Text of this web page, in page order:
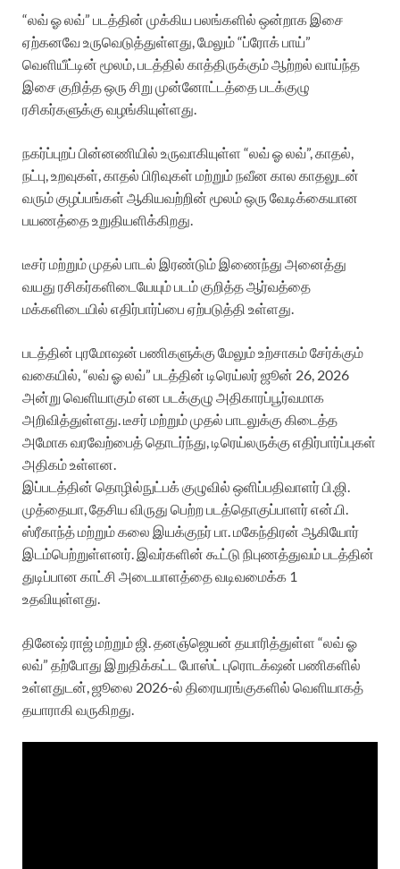
“லவ் ஓ லவ்” படத்தின் முக்கிய பலங்களில் ஒன்றாக இசை
ஏற்கனவே உருவெடுத்துள்ளது, மேலும் “ப்ரோக் பாய்”
வெளியீட்டின் மூலம், படத்தில் காத்திருக்கும் ஆற்றல் வாய்ந்த
இசை குறித்த ஒரு சிறு முன்னோட்டத்தை படக்குழு
ரசிகர்களுக்கு வழங்கியுள்ளது.
நகர்ப்புறப் பின்னணியில் உருவாகியுள்ள “லவ் ஓ லவ்”, காதல்,
நட்பு, உறவுகள், காதல் பிரிவுகள் மற்றும் நவீன கால காதலுடன்
வரும் குழப்பங்கள் ஆகியவற்றின் மூலம் ஒரு வேடிக்கையான
பயணத்தை உறுதியளிக்கிறது.
டீசர் மற்றும் முதல் பாடல் இரண்டும் இணைந்து அனைத்து
வயது ரசிகர்களிடையேயும் படம் குறித்த ஆர்வத்தை
மக்களிடையில் எதிர்பார்ப்பை ஏற்படுத்தி உள்ளது.
படத்தின் புரமோஷன் பணிகளுக்கு மேலும் உற்சாகம் சேர்க்கும்
வகையில், “லவ் ஓ லவ்” படத்தின் டிரெய்லர் ஜூன் 26, 2026
அன்று வெளியாகும் என படக்குழு அதிகாரப்பூர்வமாக
அறிவித்துள்ளது. டீசர் மற்றும் முதல் பாடலுக்கு கிடைத்த
அமோக வரவேற்பைத் தொடர்ந்து, டிரெய்லருக்கு எதிர்பார்ப்புகள்
அதிகம் உள்ளன.
இப்படத்தின் தொழில்நுட்பக் குழுவில் ஒளிப்பதிவாளர் பி.ஜி.
முத்தையா, தேசிய விருது பெற்ற படத்தொகுப்பாளர் என்.பி.
ஸ்ரீகாந்த் மற்றும் கலை இயக்குநர் பா. மகேந்திரன் ஆகியோர்
இடம்பெற்றுள்ளனர். இவர்களின் கூட்டு நிபுணத்துவம் படத்தின்
துடிப்பான காட்சி அடையாளத்தை வடிவமைக்க 1
உதவியுள்ளது.
தினேஷ் ராஜ் மற்றும் ஜி. தனஞ்ஜெயன் தயாரித்துள்ள “லவ் ஓ
லவ்” தற்போது இறுதிக்கட்ட போஸ்ட் புரொடக்‌ஷன் பணிகளில்
உள்ளதுடன், ஜூலை 2026-ல் திரையரங்குகளில் வெளியாகத்
தயாராகி வருகிறது.